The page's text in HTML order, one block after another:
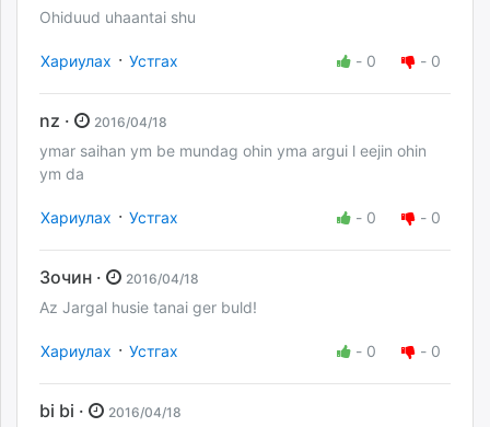
Ohiduud uhaantai shu
Хариулах · Устгах - 0 - 0
nz · 2016/04/18
ymar saihan ym be mundag ohin yma argui l eejin ohin
ym da
Хариулах · Устгах - 0 - 0
Зочин · 2016/04/18
Az Jargal husie tanai ger buld!
Хариулах · Устгах - 0 - 0
bi bi · 2016/04/18